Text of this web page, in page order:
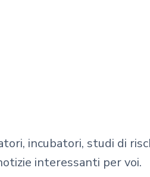
incubatori, studi di
interessanti per voi.